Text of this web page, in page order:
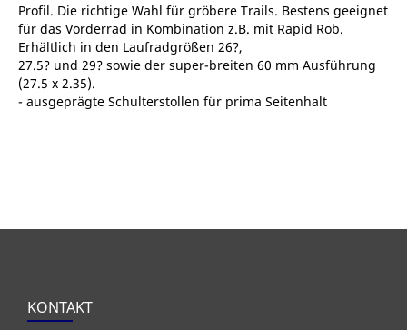
Profil. Die richtige Wahl für gröbere Trails. Bestens geeignet
für das Vorderrad in Kombination z.B. mit Rapid Rob.
Erhältlich in den Laufradgrößen 26?,
27.5? und 29? sowie der super-breiten 60 mm Ausführung
(27.5 x 2.35).
- ausgeprägte Schulterstollen für prima Seitenhalt
KONTAKT